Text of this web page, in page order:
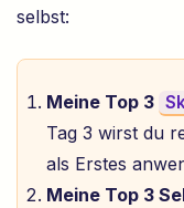
selbst:
Meine Top 3
Tag 3 wirst du
als Erstes
Meine Top 3